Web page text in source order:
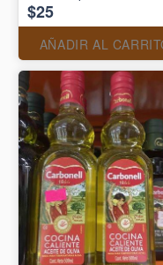
$25
AÑADIR AL